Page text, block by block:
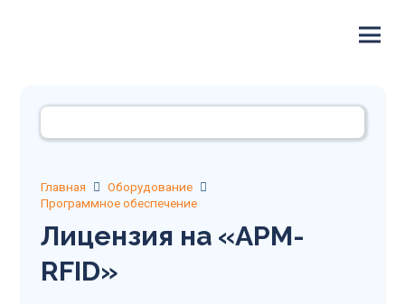
Главная
Оборудование
Программное обеспечение
Лицензия на «АРМ-
RFID»